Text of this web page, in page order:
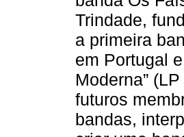
Trindade,
a primeira
em Portugal
Moderna”
futuros
bandas,